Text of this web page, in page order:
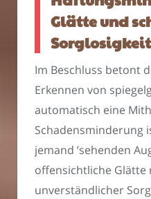
Glätte und
Im Beschluss betont
Erkennen von
automatisch eine
Schadensminderung
jemand ’sehenden
offensichtliche Glätte
unverständlicher